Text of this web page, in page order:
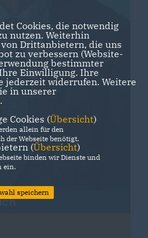
Cookies, die notwendig
nutzen. Weiterhin
Drittanbietern, die uns
zu verbessern (Website-
bestimmter
Einwilligung. Ihre
jederzeit widerrufen. Weitere
in unserer
.
Cookies (Übersicht)
allein für den
der Webseite benötigt.
(Übersicht)
binden wir Dienste und
ein.
speichern